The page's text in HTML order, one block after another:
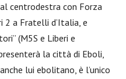
centrodestra con Forza
2 a Fratelli d’Italia, e
(M5S e Liberi e
la città di Eboli,
lui ebolitano, è l’unico